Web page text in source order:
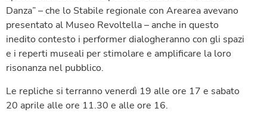
Danza” – che lo Stabile regionale con Arearea avevano
presentato al Museo Revoltella – anche in questo
inedito contesto i performer dialogheranno con gli spazi
e i reperti museali per stimolare e amplificare la loro
risonanza nel pubblico.
Le repliche si terranno venerdì 19 alle ore 17 e sabato
20 aprile alle ore 11.30 e alle ore 16.